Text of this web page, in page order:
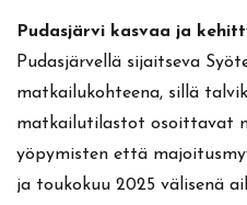
Pudasjärvi kasvaa ja
Pudasjärvellä sijaitseva
matkailukohteena, sillä
matkailutilastot osoittavat
yöpymisten että
ja toukokuu 2025 välisenä